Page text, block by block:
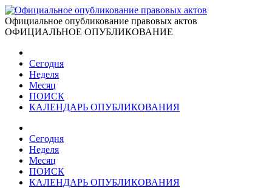
Официальное опубликование правовых актов
ОФИЦИАЛЬНОЕ ОПУБЛИКОВАНИЕ
Сегодня
Неделя
Месяц
ПОИСК
КАЛЕНДАРЬ ОПУБЛИКОВАНИЯ
Сегодня
Неделя
Месяц
ПОИСК
КАЛЕНДАРЬ ОПУБЛИКОВАНИЯ